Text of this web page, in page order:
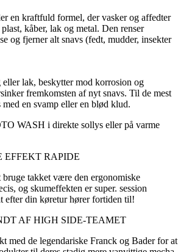
en kraftfuld formel, der vasker og affedter
kåber, lak og metal. Den renser
og fjerner alt snavs (fedt, mudder, insekter
lak, beskytter mod korrosion og
fremkomsten af nyt snavs. Til de mest
en svamp eller en blød klud.
WASH i direkte sollys eller på varme
EFFEKT RAPIDE
bruge takket være den ergonomiske
og skumeffekten er super. session
efter din køretur hører fortiden til!
AF HIGH SIDE-TEAMET
med de legendariske Franck og Bader for at